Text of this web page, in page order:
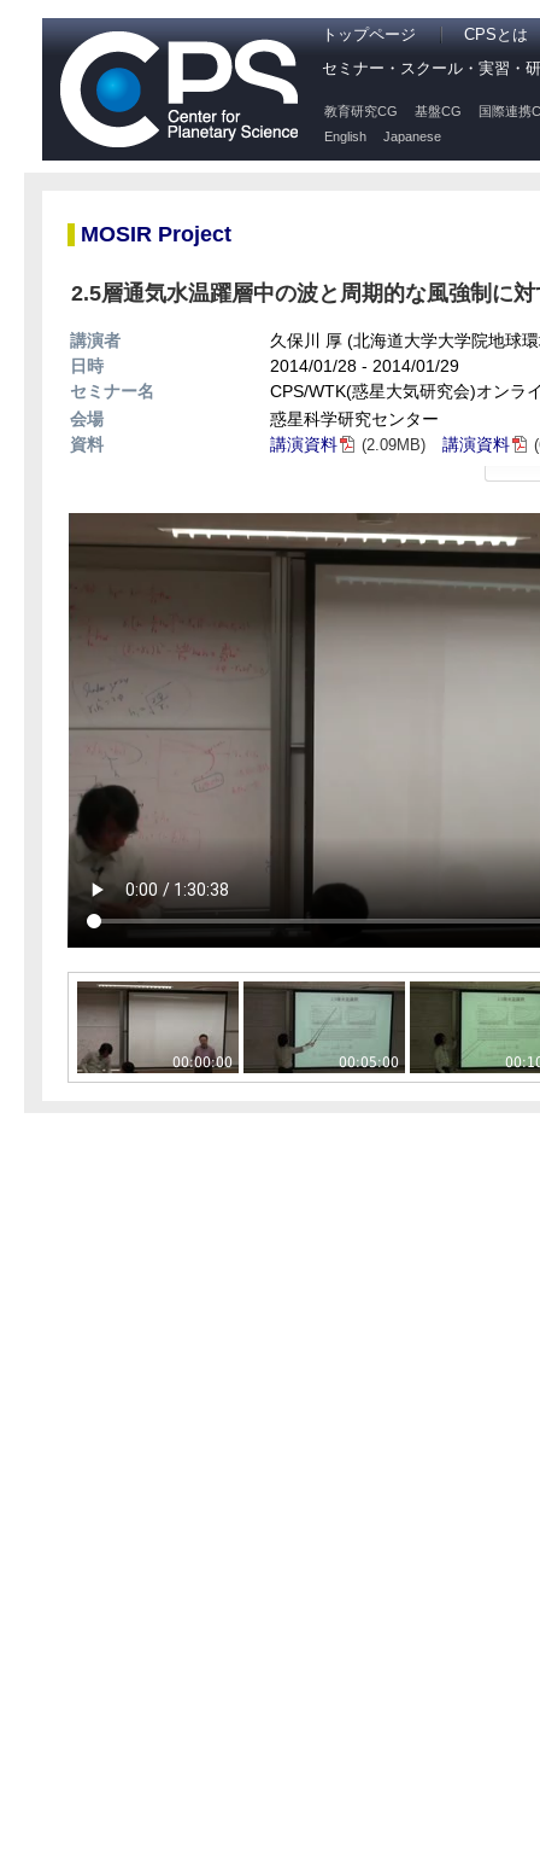
トップページ
CPSとは
セミナー・スクール・実習・
教育研究CG 基盤CG
国際連携
English
Japanese
MOSIR Project
2.5層通気水温躍層中の波と周期的な風強制に
講演者
久保川 厚 (北海道大学大学院地球
日時
2014/01/28 - 2014/01/29
セミナー名
CPS/WTK(惑星大気研究会)オンラ
会場
惑星科学研究センター
資料
講演資料 (2.09MB) 講演資料
00:00:00 00:05:00